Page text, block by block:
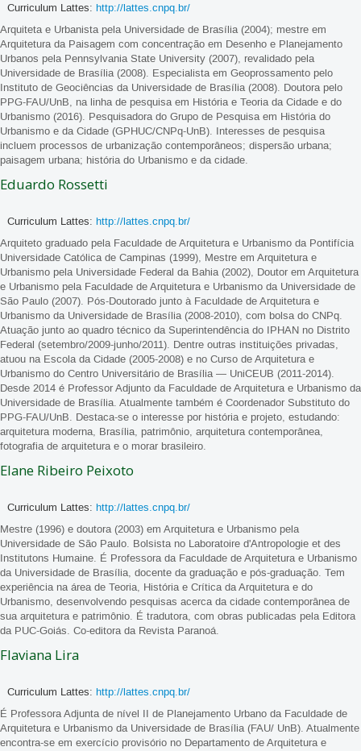
Curriculum Lattes: http://lattes.cnpq.br/
Arquiteta e Urbanista pela Universidade de Brasília (2004); mestre em
Arquitetura da Paisagem com concentração em Desenho e Planejamento
Urbanos pela Pennsylvania State University (2007), revalidado pela
Universidade de Brasília (2008). Especialista em Geoprossamento pelo
Instituto de Geociências da Universidade de Brasília (2008). Doutora pelo
PPG-FAU/UnB, na linha de pesquisa em História e Teoria da Cidade e do
Urbanismo (2016). Pesquisadora do Grupo de Pesquisa em História do
Urbanismo e da Cidade (GPHUC/CNPq-UnB). Interesses de pesquisa
incluem processos de urbanização contemporâneos; dispersão urbana;
paisagem urbana; história do Urbanismo e da cidade.
Eduardo Rossetti
Curriculum Lattes: http://lattes.cnpq.br/
Arquiteto graduado pela Faculdade de Arquitetura e Urbanismo da Pontifícia
Universidade Católica de Campinas (1999), Mestre em Arquitetura e
Urbanismo pela Universidade Federal da Bahia (2002), Doutor em Arquitetura
e Urbanismo pela Faculdade de Arquitetura e Urbanismo da Universidade de
São Paulo (2007). Pós-Doutorado junto à Faculdade de Arquitetura e
Urbanismo da Universidade de Brasília (2008-2010), com bolsa do CNPq.
Atuação junto ao quadro técnico da Superintendência do IPHAN no Distrito
Federal (setembro/2009-junho/2011). Dentre outras instituições privadas,
atuou na Escola da Cidade (2005-2008) e no Curso de Arquitetura e
Urbanismo do Centro Universitário de Brasília — UniCEUB (2011-2014).
Desde 2014 é Professor Adjunto da Faculdade de Arquitetura e Urbanismo da
Universidade de Brasília. Atualmente também é Coordenador Substituto do
PPG-FAU/UnB. Destaca-se o interesse por história e projeto, estudando:
arquitetura moderna, Brasília, patrimônio, arquitetura contemporânea,
fotografia de arquitetura e o morar brasileiro.
Elane Ribeiro Peixoto
Curriculum Lattes: http://lattes.cnpq.br/
Mestre (1996) e doutora (2003) em Arquitetura e Urbanismo pela
Universidade de São Paulo. Bolsista no Laboratoire d'Antropologie et des
Institutons Humaine. É Professora da Faculdade de Arquitetura e Urbanismo
da Universidade de Brasília, docente da graduação e pós-graduação. Tem
experiência na área de Teoria, História e Crítica da Arquitetura e do
Urbanismo, desenvolvendo pesquisas acerca da cidade contemporânea de
sua arquitetura e patrimônio. É tradutora, com obras publicadas pela Editora
da PUC-Goiás. Co-editora da Revista Paranoá.
Flaviana Lira
Curriculum Lattes: http://lattes.cnpq.br/
É Professora Adjunta de nível II de Planejamento Urbano da Faculdade de
Arquitetura e Urbanismo da Universidade de Brasília (FAU/ UnB). Atualmente
encontra-se em exercício provisório no Departamento de Arquitetura e